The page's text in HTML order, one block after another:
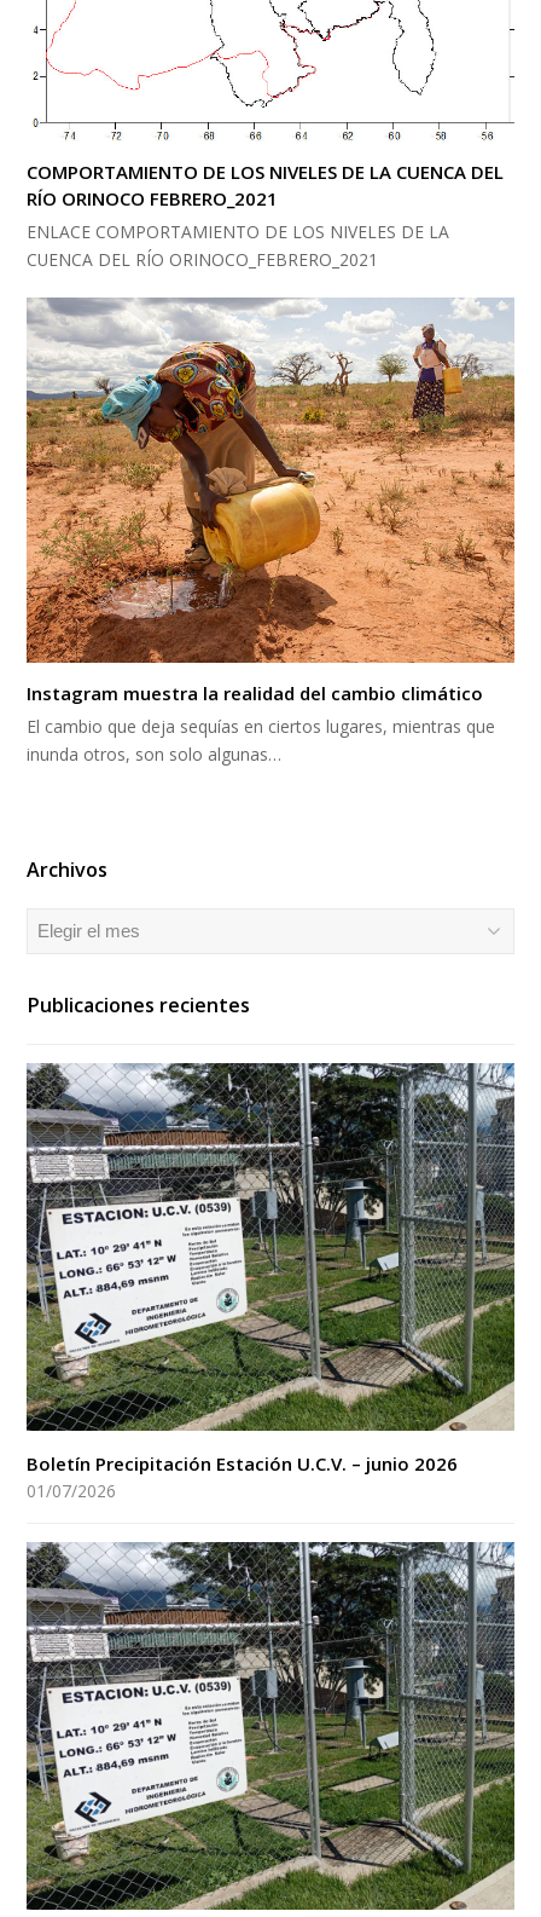
COMPORTAMIENTO DE LOS NIVELES DE LA CUENCA DEL
RÍO ORINOCO FEBRERO_2021
ENLACE COMPORTAMIENTO DE LOS NIVELES DE LA
CUENCA DEL RÍO ORINOCO_FEBRERO_2021
Instagram muestra la realidad del cambio climático
El cambio que deja sequías en ciertos lugares, mientras que
inunda otros, son solo algunas…
Archivos
Archivos
Publicaciones recientes
Boletín Precipitación Estación U.C.V. – junio 2026
01/07/2026